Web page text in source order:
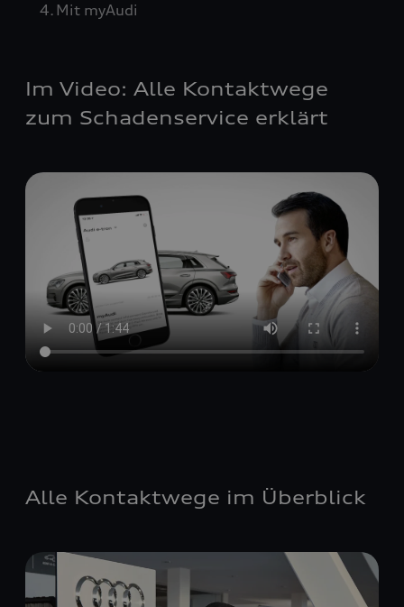
Mit myAudi
Im Video: Alle Kontaktwege
zum Schadenservice erklärt
Alle Kontaktwege im Überblick